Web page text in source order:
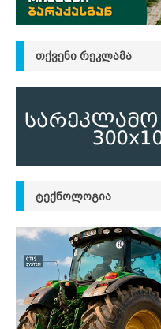
ᲗᲥᲕᲔᲜᲘ ᲠᲔᲙᲚᲐᲛᲐ
ᲢᲔᲥᲜᲝᲚᲝᲒᲘᲐ